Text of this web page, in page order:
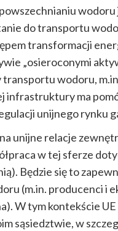
do transportu
transformacji
„osieroconymi
wodoru,
infrastruktury ma
unijnego rynku
unijne relacje
w tej sferze
Będzie się to
(m.in. producenci i
W tym kontekście
sąsiedztwie, w